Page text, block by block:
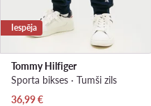
Iespēja
Tommy Hilfiger
Sporta bikses · Tumši zils
Pašreizējā cena
36,99€